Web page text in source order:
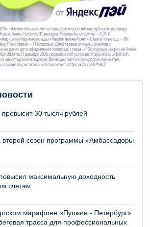
30 тысяч рублей
второй сезон программы «Амбассадоры
максимальную доходность
счетам
марафоне «Пушкин - Петербург»
трасса для профессиональных